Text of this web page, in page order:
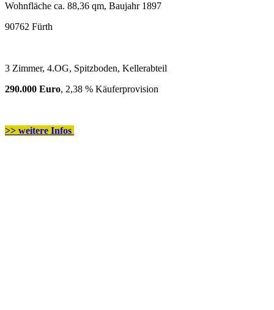
Wohnfläche ca. 88,36 qm, Baujahr 1897
90762 Fürth
3 Zimmer, 4.OG, Spitzboden, Kellerabteil
290.000 Euro, 2,38 % Käuferprovision
>> weitere Infos